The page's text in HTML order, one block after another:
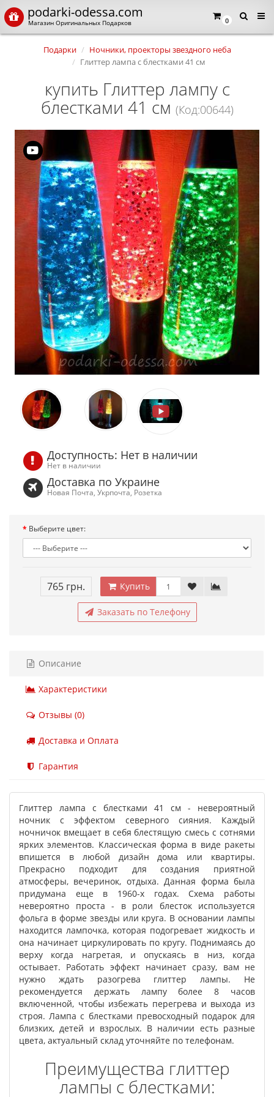
0
podarki-odessa.com
Магазин Оригинальных Подарков
Подарки
Ночники, проекторы звездного неба
Глиттер лампа с блестками 41 см
купить Глиттер лампу с
блестками 41 см (Код:00644)
Доступность: Нет в наличии
Нет в наличии
Доставка по Украине
Новая Почта, Укрпочта, Розетка
Выберите цвет:
765 грн. Купить
Заказать по Телефону
Описание
Характеристики
Отзывы (0)
Доставка и Оплата
Гарантия
Глиттер лампа с блестками 41 см - невероятный
ночник с эффектом северного сияния. Каждый
ночничок вмещает в себя блестящую смесь с сотнями
ярких элементов. Классическая форма в виде ракеты
впишется в любой дизайн дома или квартиры.
Прекрасно подходит для создания приятной
атмосферы, вечеринок, отдыха. Данная форма была
придумана еще в 1960-х годах. Схема работы
невероятно проста - в роли блесток используется
фольга в форме звезды или круга. В основании лампы
находится лампочка, которая подогревает жидкость и
она начинает циркулировать по кругу. Поднимаясь до
верху когда нагретая, и опускаясь в низ, когда
остывает. Работать эффект начинает сразу, вам не
нужно ждать разогрева глиттер лампы. Не
рекомендуется держать лампу более 8 часов
включенной, чтобы избежать перегрева и выхода из
строя. Лампа с блестками превосходный подарок для
близких, детей и взрослых. В наличии есть разные
цвета, актуальный склад уточняйте по телефонам.
Преимущества глиттер
лампы с блестками: